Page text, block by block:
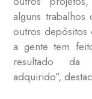
alguns
outros depósitos
a gente tem
resultado da
adquirido”,